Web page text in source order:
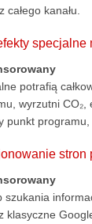
kanału.
potrafią
wyrzutni
punkt
szukania
klasyczne